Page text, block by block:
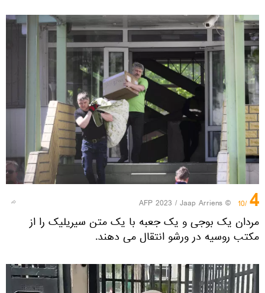
4
/10
© AFP 2023 / Jaap Arriens
مردان یک بوجی و یک جعبه با یک متن سیریلیک را از
مکتب روسیه در ورشو انتقال می دهند.